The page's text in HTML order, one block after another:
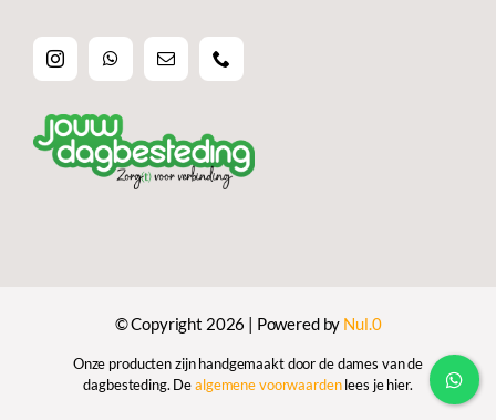
© Copyright 2026 | Powered by Nul.0
Onze producten zijn handgemaakt door de dames van de
dagbesteding. Dealgemene voorwaardenlees je hier.